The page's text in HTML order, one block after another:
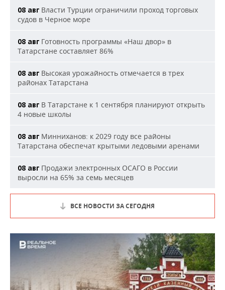
08 авг Власти Турции ограничили проход торговых
судов в Черное море
08 авг Готовность программы «Наш двор» в
Татарстане составляет 86%
08 авг Высокая урожайность отмечается в трех
районах Татарстана
08 авг В Татарстане к 1 сентября планируют открыть
4 новые школы
08 авг Минниханов: к 2029 году все районы
Татарстана обеспечат крытыми ледовыми аренами
08 авг Продажи электронных ОСАГО в России
выросли на 65% за семь месяцев
ВСЕ НОВОСТИ ЗА СЕГОДНЯ